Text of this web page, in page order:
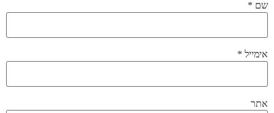
שם *
אימייל *
אתר